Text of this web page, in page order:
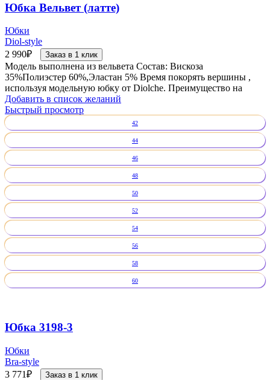
Юбка Вельвет (латте)
Юбки
Diol-style
2 990₽ Заказ в 1 клик
Модель выполнена из вельвета Состав: Вискоза
35%Полиэстер 60%,Эластан 5% Время покорять вершины ,
используя модельную юбку от Diolche. Преимущество на
Добавить в список желаний
Быстрый просмотр
42
44
46
48
50
52
54
56
58
60
Юбка 3198-3
Юбки
Bra-style
3 771₽ Заказ в 1 клик